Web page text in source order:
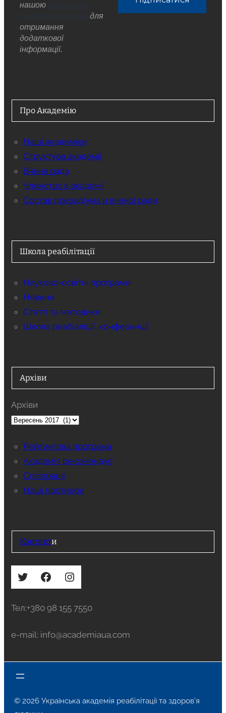
нашою
для
отримання
додаткової
інформації.
Про Академію
Наші академіки
Структура академії
Вчена рада
Членство в академії
Состав президіума и вченої ради
Школа реабілітації
Науково-освітні програми
Новини
Статті та методики
Школа реабіаліції, конференції
Архіви
Архіви
Рейтингова програма
Академія рекомендує
Співпраця
Наші партнери
Контакти
Twitter Facebook Instagram
Тел:+380 98 155 7550
e-mail: info@academiaua.com
© 2026 Українська академія реабілітації та здоров’я